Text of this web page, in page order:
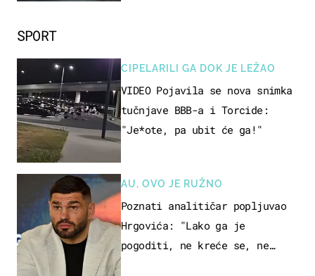
SPORT
CIPELARILI GA DOK JE LEŽAO
VIDEO Pojavila se nova snimka
tučnjave BBB-a i Torcide:
"Je*ote, pa ubit će ga!"
AU, OVO JE RUŽNO
Poznati analitičar popljuvao
Hrgovića: "Lako ga je
pogoditi, ne kreće se, ne